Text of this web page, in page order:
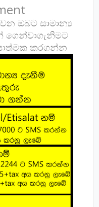
ඔබට සාමාන්‍ය
ගෙන්වාගැනිමට
කරගන්න